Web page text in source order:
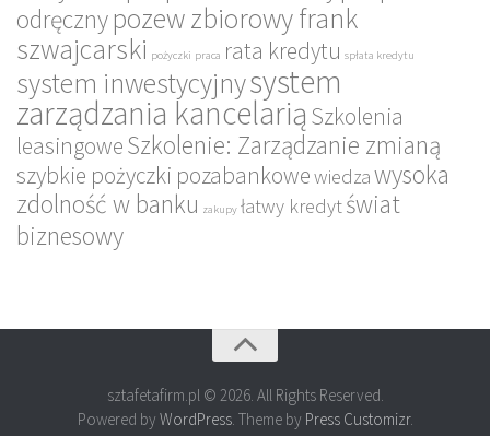
odręcznypozew zbiorowy frank
szwajcarski pożyczki praca rata kredytu spłata kredytu
system inwestycyjnysystem
zarządzania kancelarią Szkolenia
leasingoweSzkolenie: Zarządzanie zmianą
szybkie pożyczki pozabankowewiedzawysoka
zdolność w banku zakupy łatwy kredytświat
biznesowy
sztafetafirm.pl © 2026. All Rights Reserved.
Powered by WordPress. Theme by Press Customizr.